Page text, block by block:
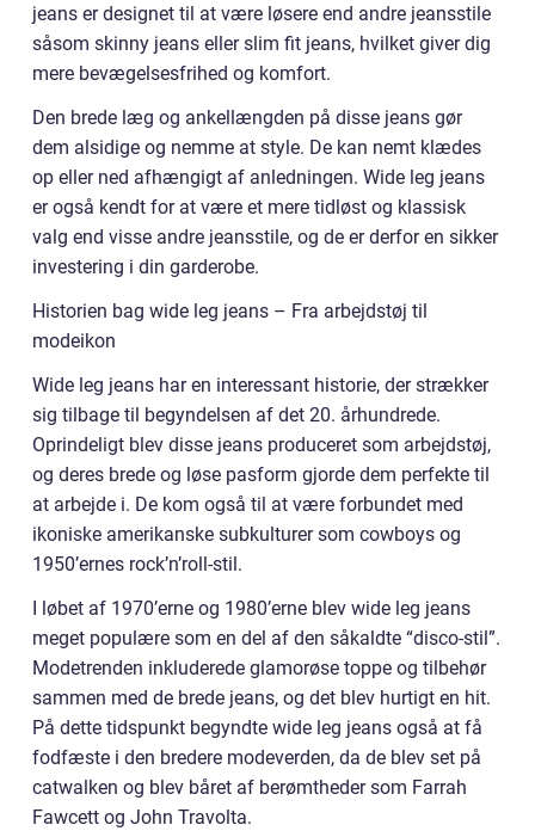
jeans er designet til at være løsere end andre jeansstile
såsom skinny jeans eller slim fit jeans, hvilket giver dig
mere bevægelsesfrihed og komfort.
Den brede læg og ankellængden på disse jeans gør
dem alsidige og nemme at style. De kan nemt klædes
op eller ned afhængigt af anledningen. Wide leg jeans
er også kendt for at være et mere tidløst og klassisk
valg end visse andre jeansstile, og de er derfor en sikker
investering i din garderobe.
Historien bag wide leg jeans – Fra arbejdstøj til
modeikon
Wide leg jeans har en interessant historie, der strækker
sig tilbage til begyndelsen af det 20. århundrede.
Oprindeligt blev disse jeans produceret som arbejdstøj,
og deres brede og løse pasform gjorde dem perfekte til
at arbejde i. De kom også til at være forbundet med
ikoniske amerikanske subkulturer som cowboys og
1950’ernes rock’n’roll-stil.
I løbet af 1970’erne og 1980’erne blev wide leg jeans
meget populære som en del af den såkaldte “disco-stil”.
Modetrenden inkluderede glamorøse toppe og tilbehør
sammen med de brede jeans, og det blev hurtigt en hit.
På dette tidspunkt begyndte wide leg jeans også at få
fodfæste i den bredere modeverden, da de blev set på
catwalken og blev båret af berømtheder som Farrah
Fawcett og John Travolta.